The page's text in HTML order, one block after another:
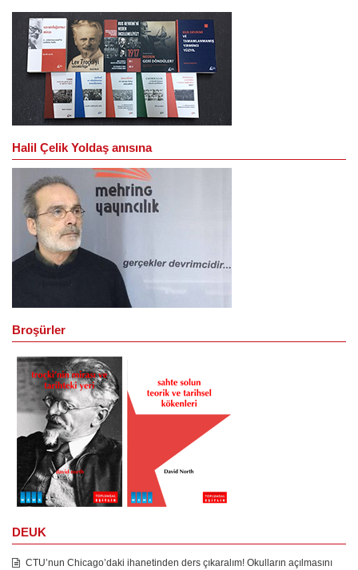
Halil Çelik Yoldaş anısına
Broşürler
DEUK
CTU’nun Chicago’daki ihanetinden ders çıkaralım! Okulların açılmasını